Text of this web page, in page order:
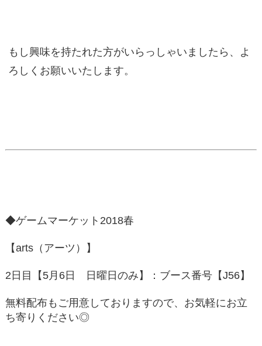
もし興味を持たれた方がいらっしゃいましたら、よ
ろしくお願いいたします。
◆ゲームマーケット2018春
【arts（アーツ）】
2日目【5月6日 日曜日のみ】：ブース番号【J56】
無料配布もご用意しておりますので、お気軽にお立
ち寄りください◎